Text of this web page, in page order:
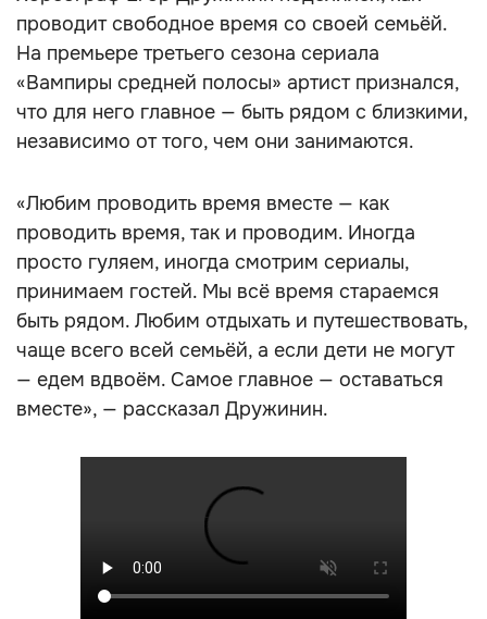
проводит свободное время со своей семьёй.
На премьере третьего сезона сериала
«Вампиры средней полосы» артист признался,
что для него главное — быть рядом с близкими,
независимо от того, чем они занимаются.
«Любим проводить время вместе — как
проводить время, так и проводим. Иногда
просто гуляем, иногда смотрим сериалы,
принимаем гостей. Мы всё время стараемся
быть рядом. Любим отдыхать и путешествовать,
чаще всего всей семьёй, а если дети не могут
— едем вдвоём. Самое главное — оставаться
вместе», — рассказал Дружинин.